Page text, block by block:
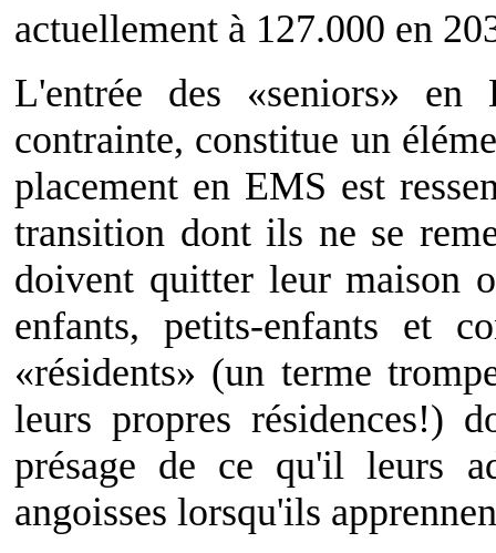
actuellement à 127.000 en
L'entrée des «seniors» en
contrainte, constitue un
placement en EMS est
transition dont ils ne se
doivent quitter leur maison
enfants, petits-enfants et
«résidents» (un terme
leurs propres résidences!)
présage de ce qu'il leurs
angoisses lorsqu'ils